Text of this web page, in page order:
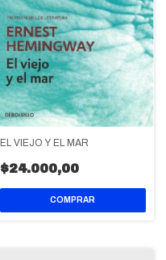
EL VIEJO Y EL MAR
$24.000,00